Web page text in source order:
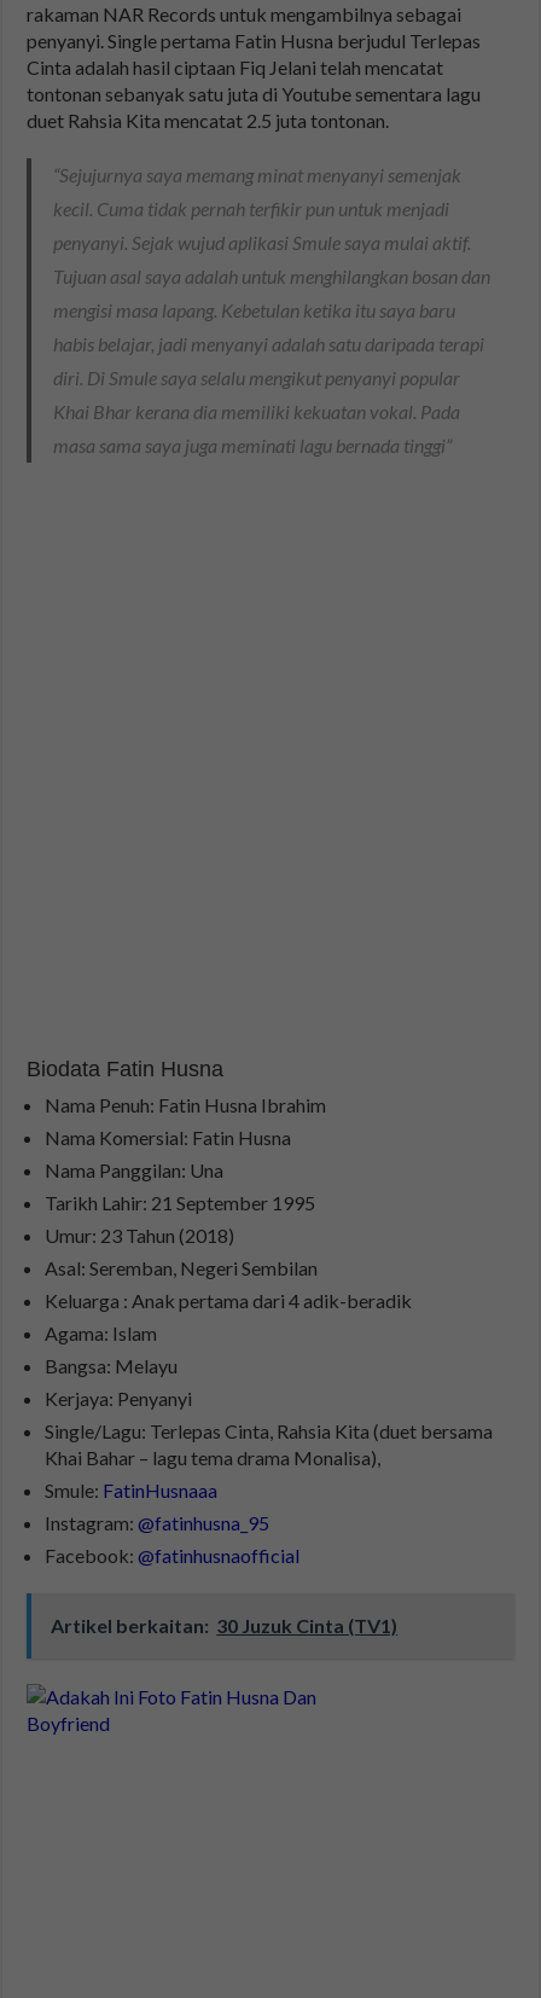
rakaman NAR Records untuk mengambilnya sebagai
penyanyi. Single pertama Fatin Husna berjudul Terlepas
Cinta adalah hasil ciptaan Fiq Jelani telah mencatat
tontonan sebanyak satu juta di Youtube sementara lagu
duet Rahsia Kita mencatat 2.5 juta tontonan.
“Sejujurnya saya memang minat menyanyi semenjak
kecil. Cuma tidak pernah terfikir pun untuk menjadi
penyanyi. Sejak wujud aplikasi Smule saya mulai aktif.
Tujuan asal saya adalah untuk menghilangkan bosan dan
mengisi masa lapang. Kebetulan ketika itu saya baru
habis belajar, jadi menyanyi adalah satu daripada terapi
diri. Di Smule saya selalu mengikut penyanyi popular
Khai Bhar kerana dia memiliki kekuatan vokal. Pada
masa sama saya juga meminati lagu bernada tinggi”
Biodata Fatin Husna
Nama Penuh: Fatin Husna Ibrahim
Nama Komersial: Fatin Husna
Nama Panggilan: Una
Tarikh Lahir: 21 September 1995
Umur: 23 Tahun (2018)
Asal: Seremban, Negeri Sembilan
Keluarga : Anak pertama dari 4 adik-beradik
Agama: Islam
Bangsa: Melayu
Kerjaya: Penyanyi
Single/Lagu: Terlepas Cinta, Rahsia Kita (duet bersama
Khai Bahar – lagu tema drama Monalisa),
Smule: FatinHusnaaa
Instagram:@fatinhusna_95
Facebook:@fatinhusnaofficial
Artikel berkaitan: 30 Juzuk Cinta (TV1)